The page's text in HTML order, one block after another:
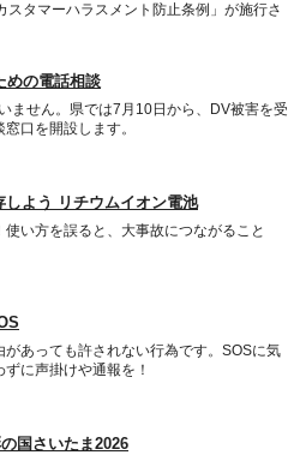
スタマーハラスメント防止条例」が施行さ
めの電話相談
ません。県では7月10日から、DV被害を受
口を開設します。
しよう リチウムイオン電池
い方を誤ると、大事故につながること
があっても許されない行為です。SOSに気
に声掛けや通報を！
国さいたま2026